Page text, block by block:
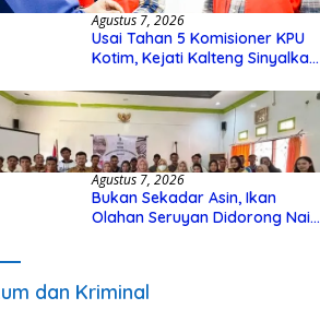
Agustus 7, 2026
Usai Tahan 5 Komisioner KPU
Kotim, Kejati Kalteng Sinyalkan
Hibah Rp40 Miliar
Agustus 7, 2026
Bukan Sekadar Asin, Ikan
Olahan Seruyan Didorong Naik
dan Kriminal